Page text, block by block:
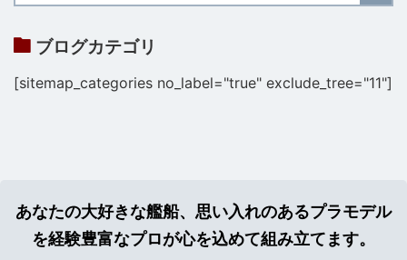
ブログカテゴリ
[sitemap_categories no_label="true" exclude_tree="11"]
あなたの大好きな艦船、思い入れのあるプラモデル
を経験豊富なプロが心を込めて組み立てます。